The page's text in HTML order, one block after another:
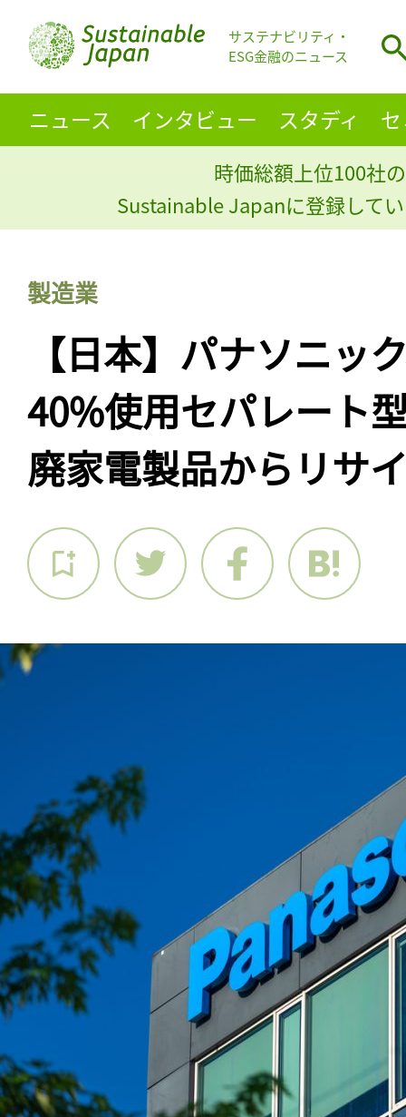
サステナビリティ・
ESG金融のニュース
ニュース インタビュー スタディ
時価総額上位100社
Sustainable Japanに登録して
製造業
【日本】パナソニッ
40%使用セパレート
廃家電製品からリサ